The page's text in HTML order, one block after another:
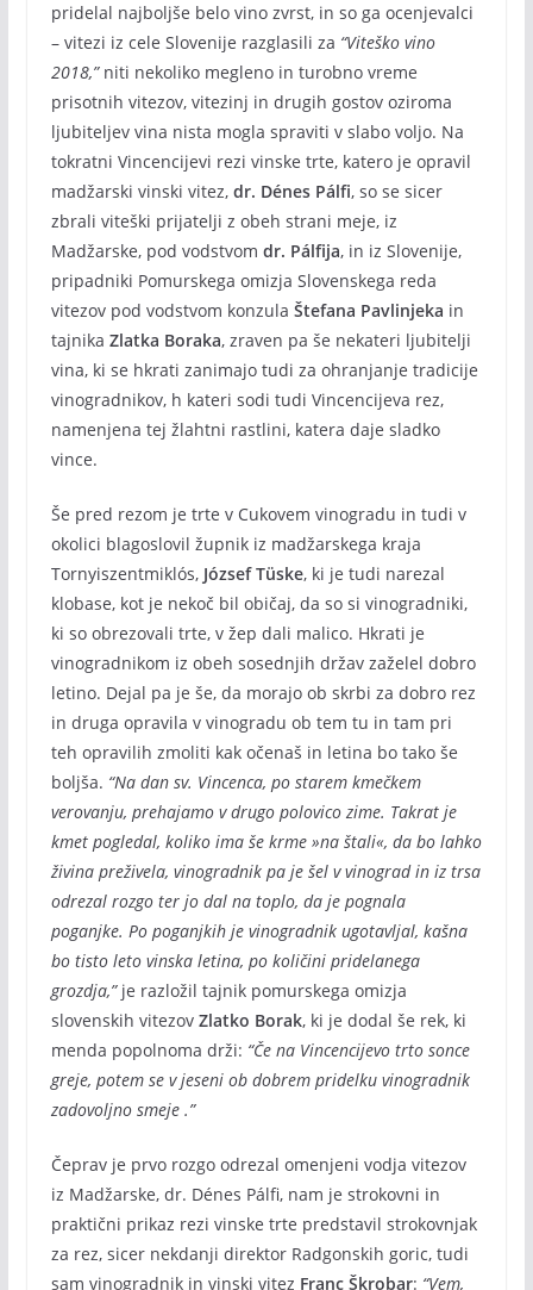
pridelal najboljše belo vino zvrst, in so ga ocenjevalci
– vitezi iz cele Slovenije razglasili za “Viteško vino
2018,”niti nekoliko megleno in turobno vreme
prisotnih vitezov, vitezinj in drugih gostov oziroma
ljubiteljev vina nista mogla spraviti v slabo voljo. Na
tokratni Vincencijevi rezi vinske trte, katero je opravil
madžarski vinski vitez, dr. Dénes Pálfi, so se sicer
zbrali viteški prijatelji z obeh strani meje, iz
Madžarske, pod vodstvom dr. Pálfija, in iz Slovenije,
pripadniki Pomurskega omizja Slovenskega reda
vitezov pod vodstvom konzula Štefana Pavlinjeka in
tajnika Zlatka Boraka, zraven pa še nekateri ljubitelji
vina, ki se hkrati zanimajo tudi za ohranjanje tradicije
vinogradnikov, h kateri sodi tudi Vincencijeva rez,
namenjena tej žlahtni rastlini, katera daje sladko
vince.
Še pred rezom je trte v Cukovem vinogradu in tudi v
okolici blagoslovil župnik iz madžarskega kraja
Tornyiszentmiklós, József Tüske, ki je tudi narezal
klobase, kot je nekoč bil običaj, da so si vinogradniki,
ki so obrezovali trte, v žep dali malico. Hkrati je
vinogradnikom iz obeh sosednjih držav zaželel dobro
letino. Dejal pa je še, da morajo ob skrbi za dobro rez
in druga opravila v vinogradu ob tem tu in tam pri
teh opravilih zmoliti kak očenaš in letina bo tako še
boljša. “Na dan sv. Vincenca, po starem kmečkem
verovanju, prehajamo v drugo polovico zime. Takrat je
kmet pogledal, koliko ima še krme »na štali«, da bo lahko
živina preživela, vinogradnik pa je šel v vinograd in iz trsa
odrezal rozgo ter jo dal na toplo, da je pognala
poganjke. Po poganjkih je vinogradnik ugotavljal, kašna
bo tisto leto vinska letina, po količini pridelanega
grozdja,”je razložil tajnik pomurskega omizja
slovenskih vitezov Zlatko Borak, ki je dodal še rek, ki
menda popolnoma drži: “Če na Vincencijevo trto sonce
greje, potem se v jeseni ob dobrem pridelku vinogradnik
zadovoljno smeje .”
Čeprav je prvo rozgo odrezal omenjeni vodja vitezov
iz Madžarske, dr. Dénes Pálfi, nam je strokovni in
praktični prikaz rezi vinske trte predstavil strokovnjak
za rez, sicer nekdanji direktor Radgonskih goric, tudi
sam vinogradnik in vinski vitez Franc Škrobar: “Vem,